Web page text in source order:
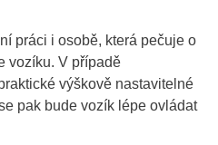
práci i osobě, která pečuje o
vozíku. V případě
výškově nastavitelné
pak bude vozík lépe ovládat